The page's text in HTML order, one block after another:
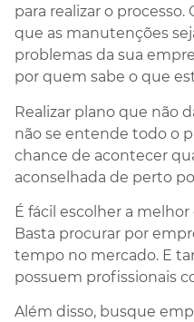
para realizar o processo.
que as manutenções
problemas da sua
por quem sabe o que
Realizar plano que não
não se entende todo o
chance de acontecer
aconselhada de perto
É fácil escolher a
Basta procurar por
tempo no mercado. E
possuem profissionais
Além disso, busque